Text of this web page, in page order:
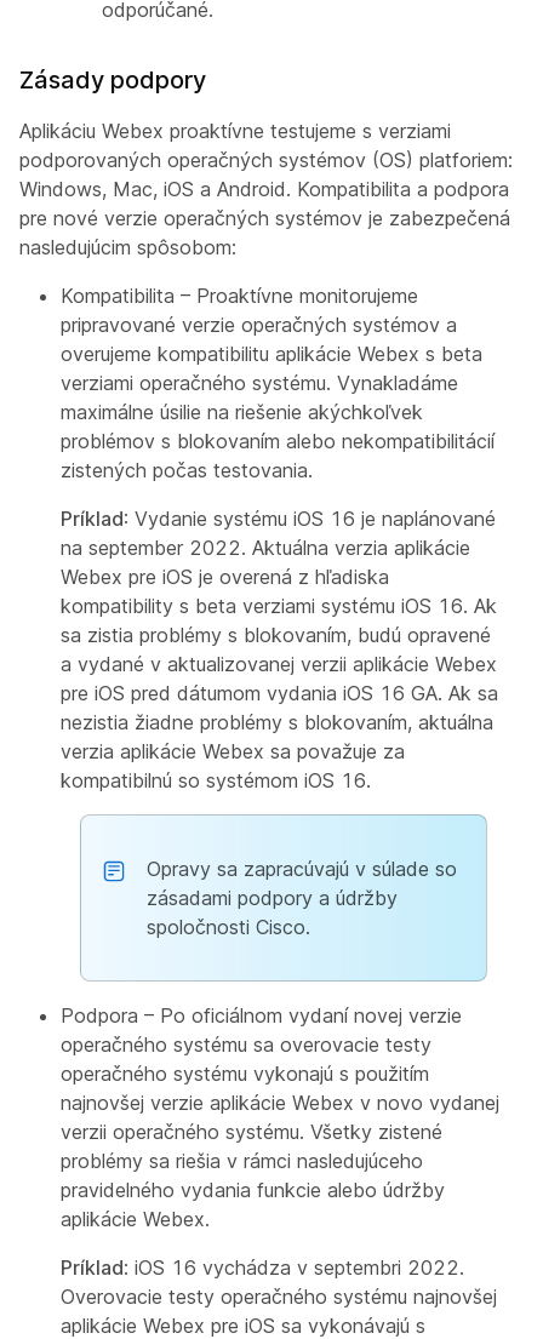
odporúčané.
Zásady podpory
Aplikáciu Webex proaktívne testujeme s verziami
podporovaných operačných systémov (OS) platforiem:
Windows, Mac, iOS a Android. Kompatibilita a podpora
pre nové verzie operačných systémov je zabezpečená
nasledujúcim spôsobom:
Kompatibilita – Proaktívne monitorujeme
pripravované verzie operačných systémov a
overujeme kompatibilitu aplikácie Webex s beta
verziami operačného systému. Vynakladáme
maximálne úsilie na riešenie akýchkoľvek
problémov s blokovaním alebo nekompatibilitácií
zistených počas testovania.
Príklad: Vydanie systému iOS 16 je naplánované
na september 2022. Aktuálna verzia aplikácie
Webex pre iOS je overená z hľadiska
kompatibility s beta verziami systému iOS 16. Ak
sa zistia problémy s blokovaním, budú opravené
a vydané v aktualizovanej verzii aplikácie Webex
pre iOS pred dátumom vydania iOS 16 GA. Ak sa
nezistia žiadne problémy s blokovaním, aktuálna
verzia aplikácie Webex sa považuje za
kompatibilnú so systémom iOS 16.
Opravy sa zapracúvajú v súlade so
zásadami podpory a údržby
spoločnosti Cisco.
Podpora – Po oficiálnom vydaní novej verzie
operačného systému sa overovacie testy
operačného systému vykonajú s použitím
najnovšej verzie aplikácie Webex v novo vydanej
verzii operačného systému. Všetky zistené
problémy sa riešia v rámci nasledujúceho
pravidelného vydania funkcie alebo údržby
aplikácie Webex.
Príklad: iOS 16 vychádza v septembri 2022.
Overovacie testy operačného systému najnovšej
aplikácie Webex pre iOS sa vykonávajú s